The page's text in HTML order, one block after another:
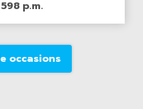
p.m.
occasions